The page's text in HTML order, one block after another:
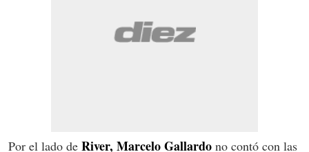
Por el lado de River, Marcelo Gallardo no contó con las